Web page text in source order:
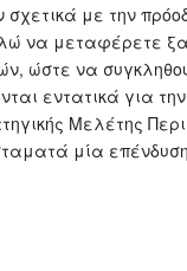
με την
να μεταφέρετε
ώστε να
εντατικά για
Μελέτης
μία